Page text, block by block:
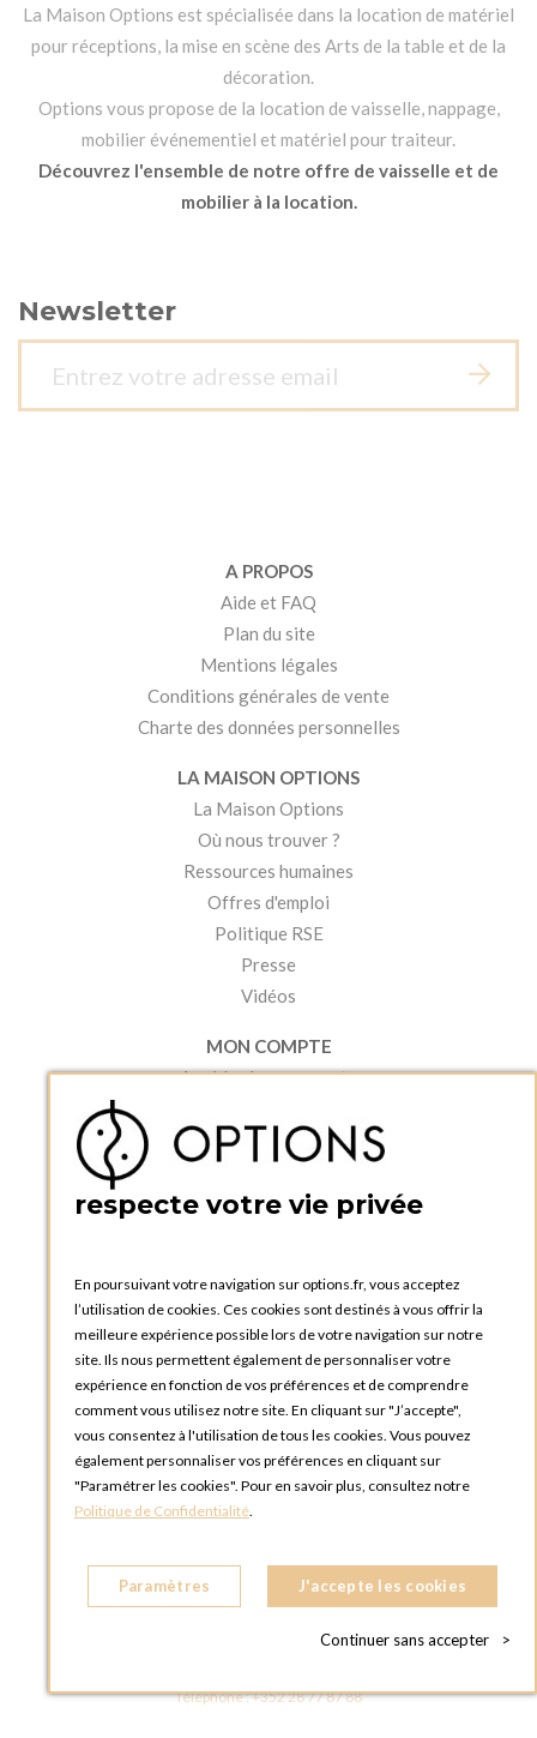
La Maison Options est spécialisée dans la location de matériel
pour réceptions, la mise en scène des Arts de la table et de la
décoration.
Options vous propose de la location de vaisselle, nappage,
mobilier événementiel et matériel pour traiteur.
Découvrez l'ensemble de notre offre de vaisselle et de
mobilier à la location.
Newsletter
A PROPOS
Aide et FAQ
Plan du site
Mentions légales
Conditions générales de vente
Charte des données personnelles
LA MAISON OPTIONS
La Maison Options
Où nous trouver ?
Ressources humaines
Offres d'emploi
Politique RSE
Presse
Vidéos
MON COMPTE
Accéder à mon compte
Créer un compte
PRATIQUE
Catalogues et bons de commande
Tutoriels
OPTIONS LUXEMBOURG
13 rue Paul Rischard
5324 Contern
LUXEMBOURG
BOUTIQUE OPTIONS LUXEMBOURG
L - 1842 HOWALD LUXEMBOURG
Téléphone :+352 28 77 87 88
respecte votre vie privée
En poursuivant votre navigation sur options.fr, vous acceptez
l’utilisation de cookies. Ces cookies sont destinés à vous offrir la
meilleure expérience possible lors de votre navigation sur notre
site. Ils nous permettent également de personnaliser votre
expérience en fonction de vos préférences et de comprendre
comment vous utilisez notre site. En cliquant sur "J’accepte",
vous consentez à l'utilisation de tous les cookies. Vous pouvez
également personnaliser vos préférences en cliquant sur
"Paramétrer les cookies". Pour en savoir plus, consultez notre
Politique de Confidentialité.
Paramètres J'accepte les cookies
Continuer sans accepter >